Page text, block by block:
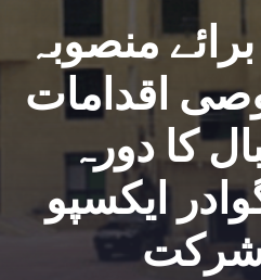
منصوبہ
اقدامات
کا دورہ
ایکسپو